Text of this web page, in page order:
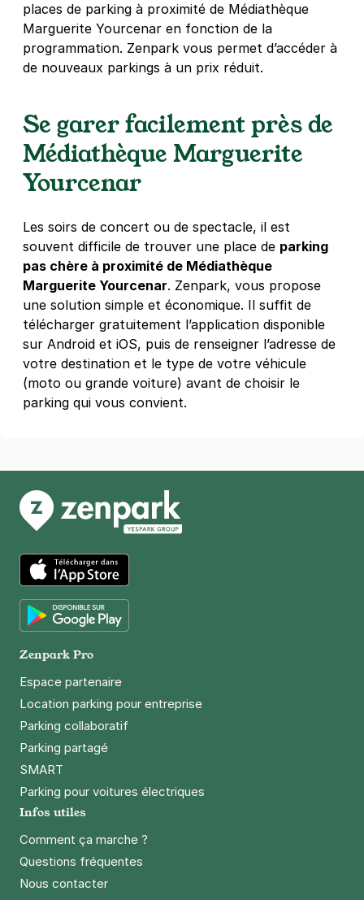
4,3 (56 avis)
,29 €/jour, 88 €/semaine (tarifs dégressifs)
Réserver
Paris - Porte de Vanves - Plaisance
187 rue Vercingétorix
75014
2,50 €/heure 21 €/jour, 70 €/semaine (tarifs dégressifs)
Réserver
+ Abonnements disponibles
Paris - Pernety - rue de Gergovie
15 rue de Gergovie
75014Paris
4,7(13 avis)
Paris - Porte de Vanves - Hôpital
Saint-Joseph
2,50 €/heure,21 €/jour,
Réserver
+ Abonnements disponibles
75014Paris
2,50 €/heure ,21 €/jour,70 €/semaine
Réserver
+ Abonnements disponibles
places de parking à proximité de Médiathèque
Marguerite Yourcenar en fonction de la
programmation. Zenpark vous permet d’accéder à
de nouveaux parkings à un prix réduit.
Se garer facilement près de
Médiathèque Marguerite
Yourcenar
Les soirs de concert ou de spectacle, il est
souvent difficile de trouver une place de parking
pas chère à proximité de Médiathèque
Marguerite Yourcenar. Zenpark, vous propose
une solution simple et économique. Il suffit de
télécharger gratuitement l’application disponible
sur Android et iOS, puis de renseigner l’adresse de
votre destination et le type de votre véhicule
(moto ou grande voiture) avant de choisir le
parking qui vous convient.
App Store
Zenpark Pro
Espace partenaire
Location parking pour entreprise
Parking collaboratif
Parking partagé
SMART
Parking pour voitures électriques
Infos utiles
Comment ça marche ?
Questions fréquentes
Nous contacter